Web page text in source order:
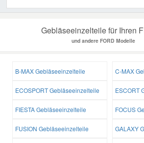
Gebläseeinzelteile für Ihren
und andere FORD Modelle
B-MAX Gebläseeinzelteile C-MAX
ECOSPORT Gebläseeinzelteile ESCORT
FIESTA Gebläseeinzelteile FOCUS
FUSION Gebläseeinzelteile GALAXY